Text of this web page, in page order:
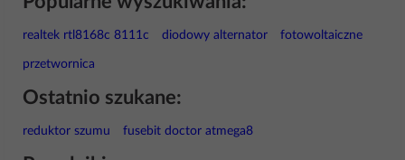
realtek rtl8168c 8111c diodowy alternator fotowoltaiczne
przetwornica
Ostatnio szukane:
reduktor szumu fusebit doctor atmega8